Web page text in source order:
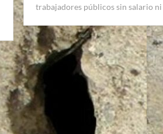
trabajadores públicos sin salario